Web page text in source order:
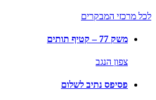
לכל מרכזי המבקרים
משק 77 – קטיף תותים
צפון הנגב
פסיפס נתיב לשלום